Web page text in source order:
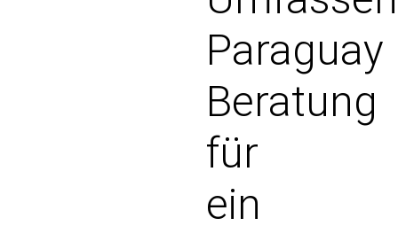
Paraguay
Beratung
für
ein